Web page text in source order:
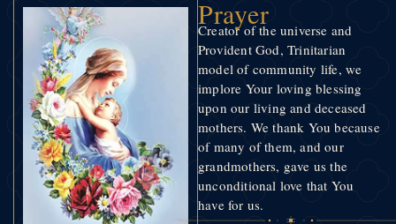
Prayer
Creator of the universe and
Provident God, Trinitarian
model of community life, we
implore Your loving blessing
upon our living and deceased
mothers. We thank You because
of many of them, and our
grandmothers, gave us the
unconditional love that You
have for us.